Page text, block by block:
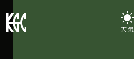
天気